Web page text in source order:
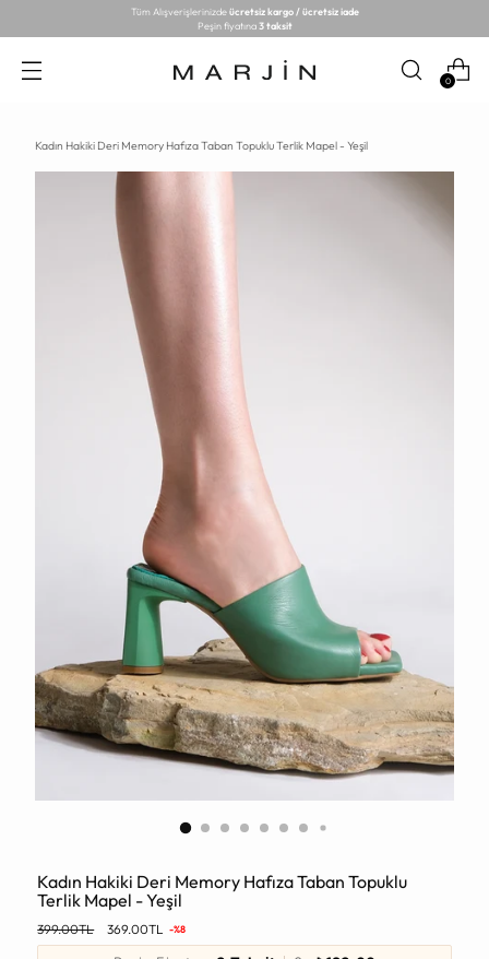
Tüm Alışverişlerinizdeücretsiz kargo / ücretsiz iade
Peşin fiyatına3 taksit
0
Kadın Hakiki Deri Memory Hafıza Taban Topuklu Terlik Mapel - Yeşil
Kadın Hakiki Deri Memory Hafıza Taban Topuklu
Terlik Mapel - Yeşil
Normal
Fiyat
399.00TL 369.00TL -%8